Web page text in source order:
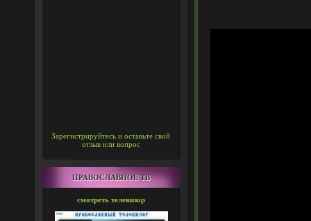
Зарегистрируйтесь и оставьте свой
отзыв или вопрос
ПРАВОСЛАВНОЕ ТВ
смотреть телевизор